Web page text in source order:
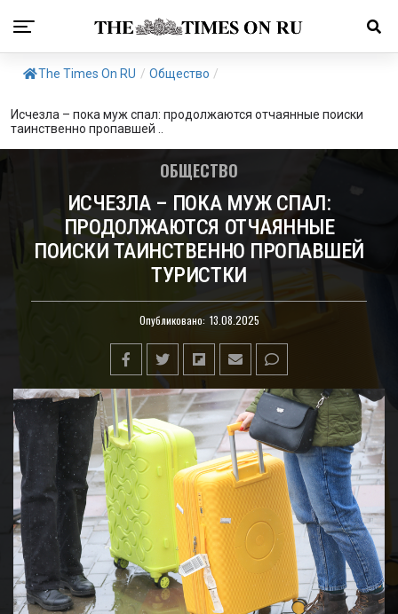
The Times On RU / Общество /
Исчезла – пока муж спал: продолжаются отчаянные поиски
таинственно пропавшей ..
ОБЩЕСТВО
ИСЧЕЗЛА – ПОКА МУЖ СПАЛ:
ПРОДОЛЖАЮТСЯ ОТЧАЯННЫЕ
ПОИСКИ ТАИНСТВЕННО ПРОПАВШЕЙ
ТУРИСТКИ
Опубликовано: 13.08.2025